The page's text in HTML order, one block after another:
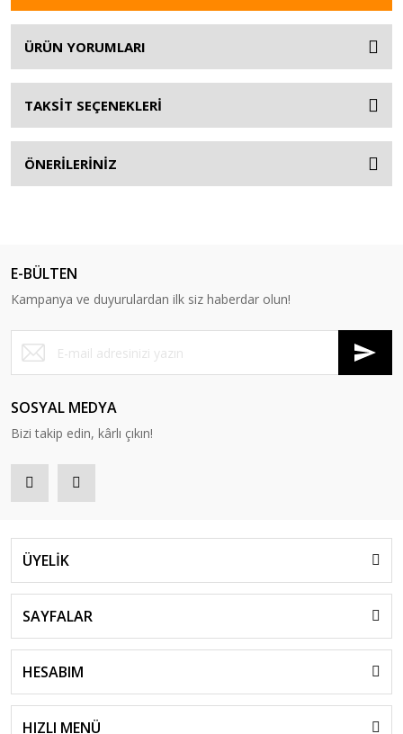
ÜRÜN YORUMLARI
TAKSİT SEÇENEKLERİ
ÖNERİLERİNİZ
E-BÜLTEN
Kampanya ve duyurulardan ilk siz haberdar olun!
SOSYAL MEDYA
Bizi takip edin, kârlı çıkın!
ÜYELİK
SAYFALAR
HESABIM
HIZLI MENÜ